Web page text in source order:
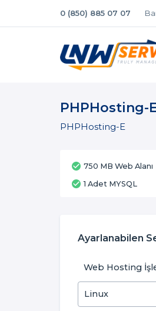
0 (850) 885 07 07
PHPHosting-
PHPHosting-E
750 MB Web Alanı
1 Adet MYSQL
Ayarlanabilen
Web Hosting